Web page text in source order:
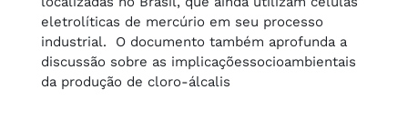
eletrolíticas de mercúrio em seu processo
industrial. O documento também aprofunda a
discussão sobre as implicaçõessocioambientais
da produção de cloro-álcalis